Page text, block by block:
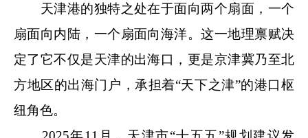
天津港的独特之处在于面向两个扇面，一个
扇面向内陆，一个扇面向海洋。这一地理禀赋决
定了它不仅是天津的出海口，更是京津冀乃至北
方地区的出海门户，承担着“天下之津”的港口枢
纽角色。